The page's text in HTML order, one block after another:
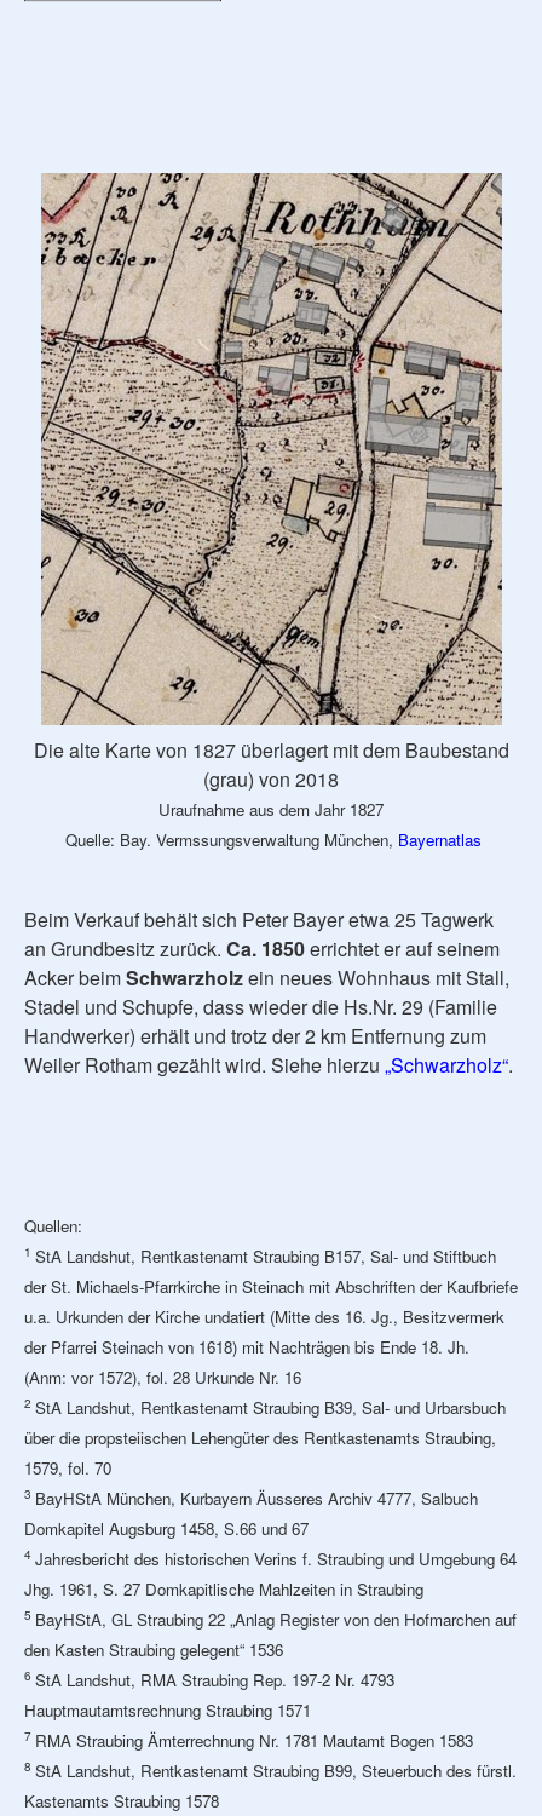
Die alte Karte von 1827 überlagert mit dem Baubestand
(grau) von 2018
Uraufnahme aus dem Jahr 1827
Quelle: Bay. Vermssungsverwaltung München, Bayernatlas
Beim Verkauf behält sich Peter Bayer etwa 25 Tagwerk
an Grundbesitz zurück. Ca. 1850errichtet er auf seinem
Acker beimSchwarzholzein neues Wohnhaus mit Stall,
Stadel und Schupfe, dass wieder die Hs.Nr. 29 (Familie
Handwerker) erhält und trotz der 2 km Entfernung zum
Weiler Rotham gezählt wird. Siehe hierzu „Schwarzholz“.
Quellen:
1 StA Landshut, Rentkastenamt Straubing B157, Sal- und Stiftbuch
der St. Michaels-Pfarrkirche in Steinach mit Abschriften der Kaufbriefe
u.a. Urkunden der Kirche undatiert (Mitte des 16. Jg., Besitzvermerk
der Pfarrei Steinach von 1618) mit Nachträgen bis Ende 18. Jh.
(Anm: vor 1572), fol. 28 Urkunde Nr. 16
2 StA Landshut, Rentkastenamt Straubing B39, Sal- und Urbarsbuch
über die propsteiischen Lehengüter des Rentkastenamts Straubing,
1579, fol. 70
3 BayHStA München, Kurbayern Äusseres Archiv 4777, Salbuch
Domkapitel Augsburg 1458, S.66 und 67
4 Jahresbericht des historischen Verins f. Straubing und Umgebung 64
Jhg. 1961, S. 27 Domkapitlische Mahlzeiten in Straubing
5 BayHStA, GL Straubing 22 „Anlag Register von den Hofmarchen auf
den Kasten Straubing gelegent“ 1536
6 StA Landshut, RMA Straubing Rep. 197-2 Nr. 4793
Hauptmautamtsrechnung Straubing 1571
7 RMA Straubing Ämterrechnung Nr. 1781 Mautamt Bogen 1583
8 StA Landshut, Rentkastenamt Straubing B99, Steuerbuch des fürstl.
Kastenamts Straubing 1578